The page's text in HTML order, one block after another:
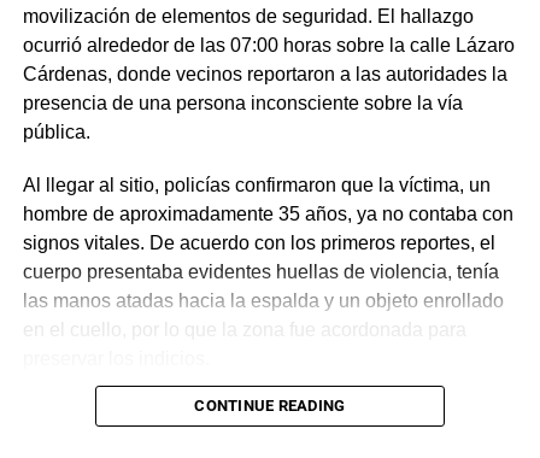
movilización de elementos de seguridad. El hallazgo
ocurrió alrededor de las 07:00 horas sobre la calle Lázaro
Cárdenas, donde vecinos reportaron a las autoridades la
presencia de una persona inconsciente sobre la vía
pública.
Al llegar al sitio, policías confirmaron que la víctima, un
hombre de aproximadamente 35 años, ya no contaba con
signos vitales. De acuerdo con los primeros reportes, el
cuerpo presentaba evidentes huellas de violencia, tenía
las manos atadas hacia la espalda y un objeto enrollado
en el cuello, por lo que la zona fue acordonada para
Las primeras investigaciones apuntan a que el hombre
CONTINUE READING